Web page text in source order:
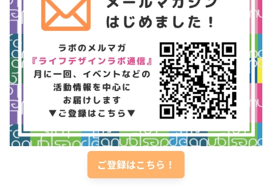
ご登録はこちら！